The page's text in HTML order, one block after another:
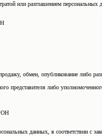
или разглашением персональных
обмен, опубликование
либо
данных, в соответствии с